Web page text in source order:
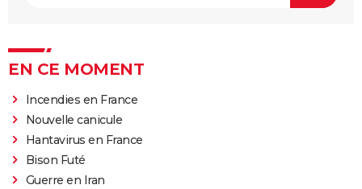
EN CE MOMENT
Incendies en France
Nouvelle canicule
Hantavirus en France
Bison Futé
Guerre en Iran